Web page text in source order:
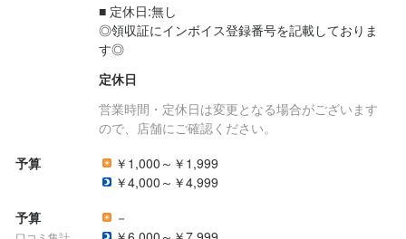
■ 定休日:無し
◎領収証にインボイス登録番号を記載しておりま
す◎
定休日
営業時間・定休日は変更となる場合がございます
ので、店舗にご確認ください。
予算
￥1,000～￥1,999
￥4,000～￥4,999
予算
－
お店の採用担当者からのメッセージ
少しでも興味がありましたら、面接でまずはお話しましょう。
是非お気軽にご応募下さい。
履歴書不要にてお待ちしております。
店名